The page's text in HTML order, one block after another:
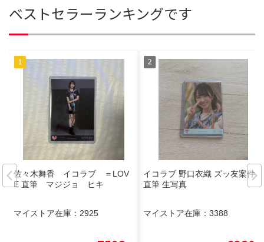
ベストセラーランキングです
佐々木舞香 イコラブ ＝LOV
E 直筆 マジジョ ヒキ
マイストア在庫： 2925
イコラブ 野口衣織 ズッ友案件
直筆 生写真
マイストア在庫： 3388